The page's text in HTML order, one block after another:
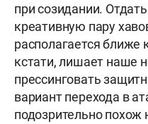
при созидании.
креативную пару
располагается ближе
кстати, лишает наше
прессинговать
вариант перехода в
подозрительно